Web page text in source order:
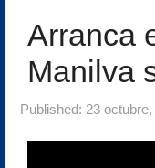
Arranca
Manilva
Published: 23